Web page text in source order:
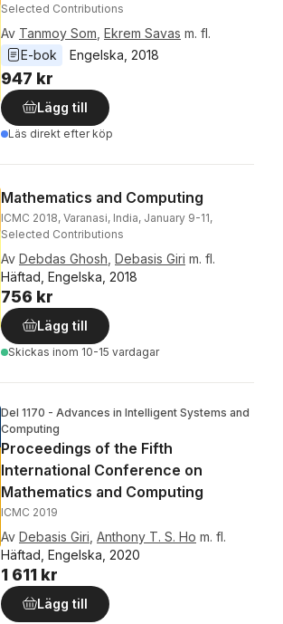
Selected Contributions
Av Tanmoy Som Ekrem Savas m. fl.
E-bok
Engelska 2018
947 kr
Lägg till
Läs direkt efter köp
Mathematics and Computing
ICMC 2018, Varanasi, India, January 9-11,
Selected Contributions
Av Debdas Ghosh Debasis Giri m. fl.
Häftad, Engelska, 2018
756 kr
Lägg till
Skickas inom 10-15 vardagar
Del 1170 - Advances in Intelligent Systems and
Computing
Proceedings of the Fifth
International Conference on
Mathematics and Computing
ICMC 2019
Av Debasis Giri Anthony T. S. Ho m. fl.
Häftad, Engelska, 2020
1 611 kr
Lägg till